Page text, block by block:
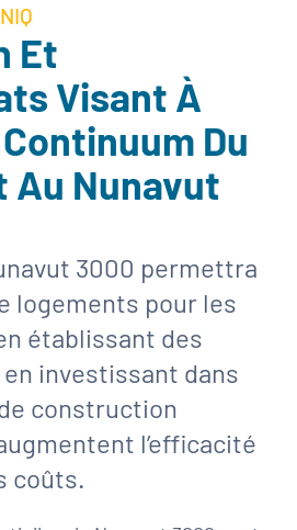
Et
Visant À
Du
Au Nunavut
3000 permettra
logements pour les
établissant des
investissant dans
construction
l’efficacité
coûts.